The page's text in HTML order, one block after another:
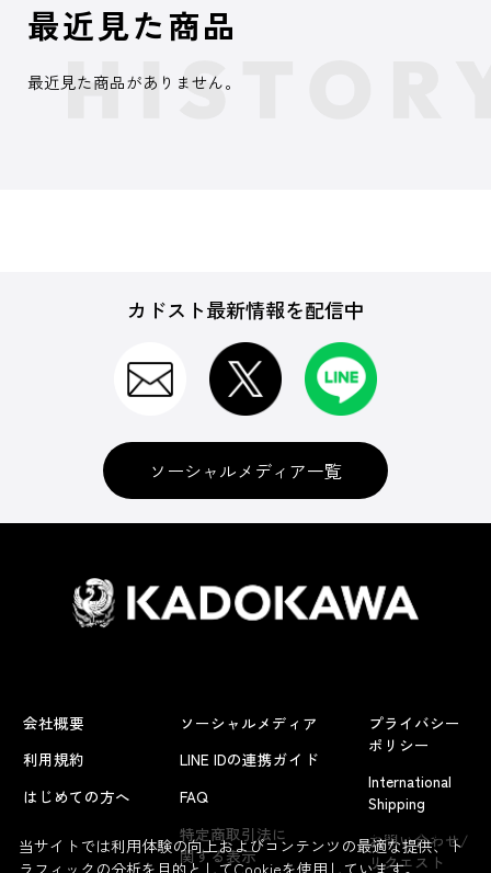
よくあるお問い合わせ
最近見た商品
最近見た商品がありません。
カドスト最新情報を配信中
ソーシャルメディア一覧
会社概要
利用規約
はじめての方へ
ソーシャルメディア
LINE IDの連携ガイド
FAQ
特定商取引法に
関する表示
プライバシー
ポリシー
International
Shipping
お問い合わせ/
リクエスト
当サイトでは利用体験の向上およびコンテンツの最適な提供、ト